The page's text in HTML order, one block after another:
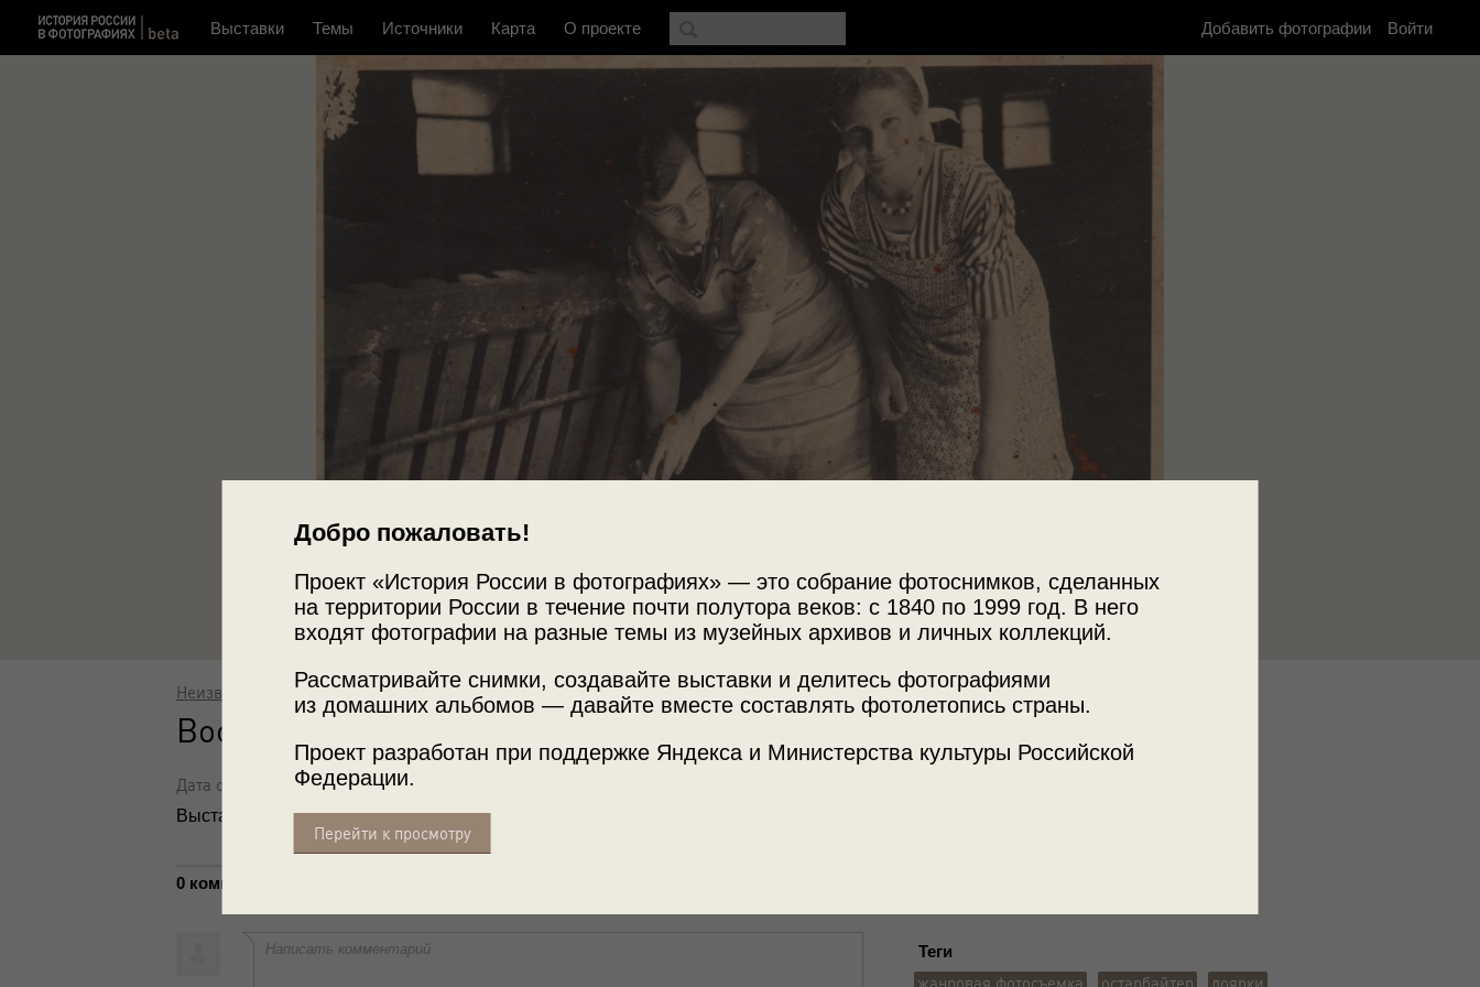
Добро пожаловать!
Проект «История России в фотографиях» — это собрание фотоснимков, сделанных
на территории России в течение почти полутора веков: с 1840 по 1999 год. В него
входят фотографии на разные темы из музейных архивов и личных коллекций.
Рассматривайте снимки, создавайте выставки и делитесь фотографиями
из домашних альбомов — давайте вместе составлять фотолетопись страны.
Проект разработан при поддержке Яндекса и Министерства культуры Российской
Федерации.
Перейти к просмотру
Выставки Темы Источники Карта О проекте Добавить фотографии Войти
Источник
Теги
Неизвестный автор
Восточная рабочая с хозяйкой на дойке
Дата съемки: 1942 - 1945
Выставка «Остарбайтеры в Третьем рейхе»
0 комментариев
Написать комментарий